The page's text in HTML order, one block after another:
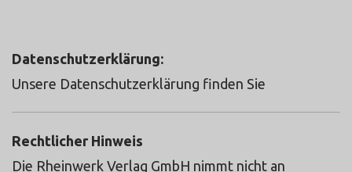
Datenschutzerklärung:
Unsere Datenschutzerklärung finden Sie
Rechtlicher Hinweis
Die Rheinwerk Verlag GmbH nimmt nicht an